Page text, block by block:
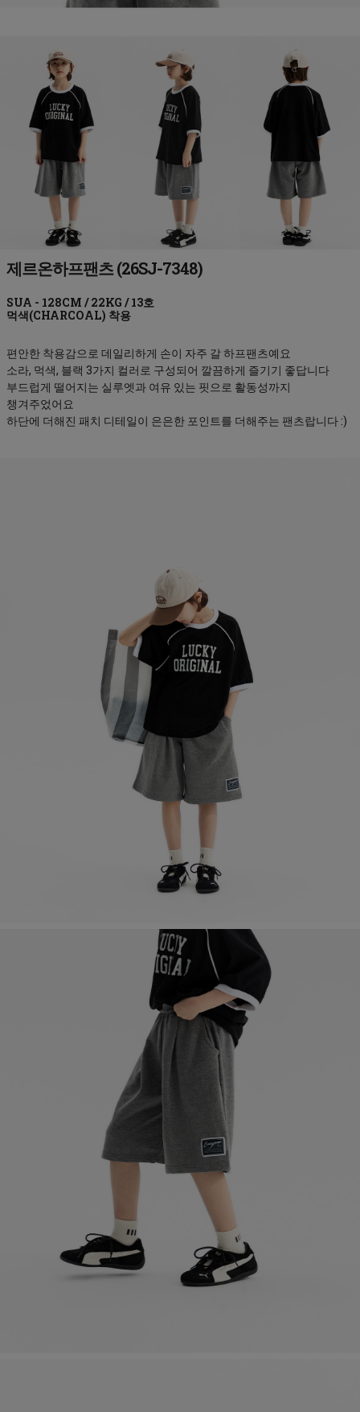
제르온하프팬츠 (26SJ-7348)
먹색(CHARCOAL)
편안한 착용감으로 데일리하게 손이 자주 갈 하프팬츠예요
소라, 먹색, 블랙 3가지 컬러로 구성되어 깔끔하게 즐기기 좋답니다
부드럽게 떨어지는 실루엣과 여유 있는 핏으로 활동성까지
챙겨주었어요
하단에 더해진 패치 디테일이 은은한 포인트를 더해주는 팬츠랍니다 :)